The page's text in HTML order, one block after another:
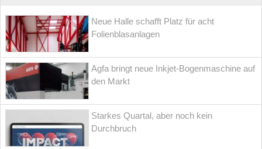
Neue Halle schafft Platz für acht
Folienblasanlagen
Agfa bringt neue Inkjet-Bogenmaschine auf
den Markt
Starkes Quartal, aber noch kein
Durchbruch